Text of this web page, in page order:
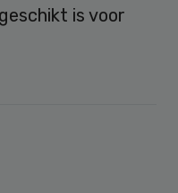
is voor